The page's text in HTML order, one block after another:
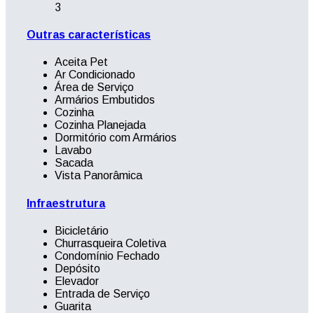
3
Outras características
Aceita Pet
Ar Condicionado
Área de Serviço
Armários Embutidos
Cozinha
Cozinha Planejada
Dormitório com Armários
Lavabo
Sacada
Vista Panorâmica
Infraestrutura
Bicicletário
Churrasqueira Coletiva
Condomínio Fechado
Depósito
Elevador
Entrada de Serviço
Guarita